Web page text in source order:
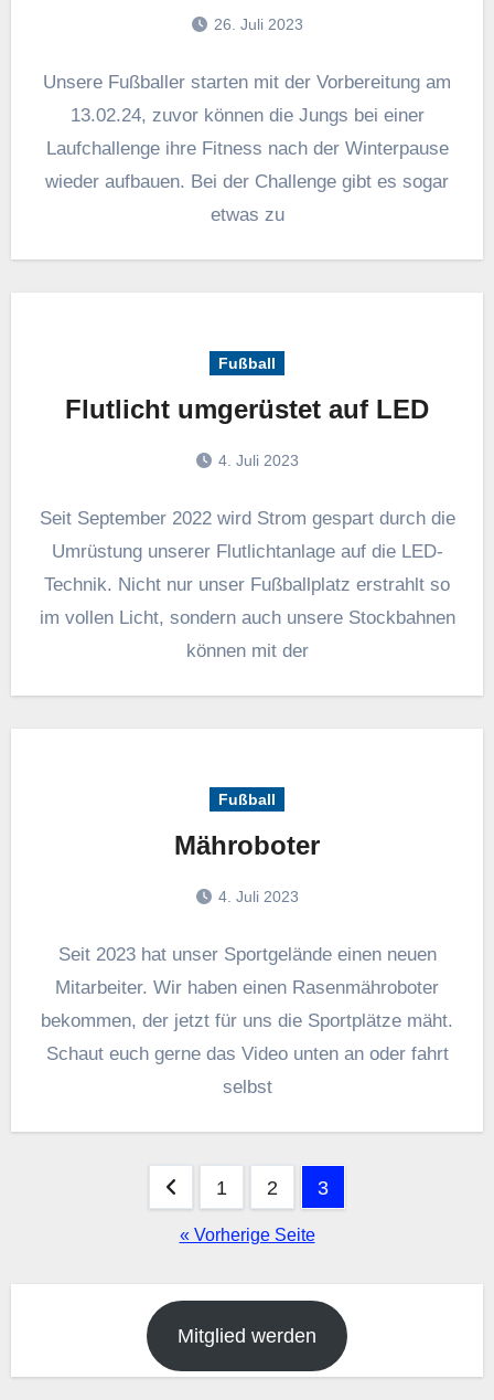
26. Juli 2023
Unsere Fußballer starten mit der Vorbereitung am
13.02.24, zuvor können die Jungs bei einer
Laufchallenge ihre Fitness nach der Winterpause
wieder aufbauen. Bei der Challenge gibt es sogar
etwas zu
Fußball
Flutlicht umgerüstet auf LED
4. Juli 2023
Seit September 2022 wird Strom gespart durch die
Umrüstung unserer Flutlichtanlage auf die LED-
Technik. Nicht nur unser Fußballplatz erstrahlt so
im vollen Licht, sondern auch unsere Stockbahnen
können mit der
Fußball
Mähroboter
4. Juli 2023
Seit 2023 hat unser Sportgelände einen neuen
Mitarbeiter. Wir haben einen Rasenmähroboter
bekommen, der jetzt für uns die Sportplätze mäht.
Schaut euch gerne das Video unten an oder fahrt
selbst
Seitennummerierung
1 2 3
« Vorherige Seite
Mitglied werden